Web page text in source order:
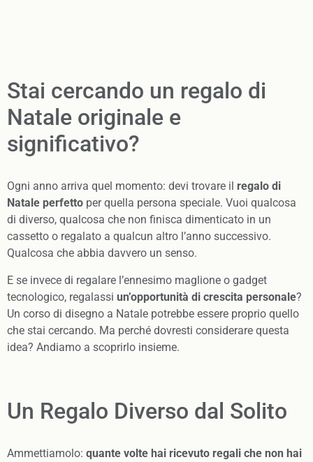
Stai cercando un regalo di
Natale originale e
significativo?
Ogni anno arriva quel momento: devi trovare il regalo di
Natale perfetto per quella persona speciale. Vuoi qualcosa
di diverso, qualcosa che non finisca dimenticato in un
cassetto o regalato a qualcun altro l’anno successivo.
Qualcosa che abbia davvero un senso.
E se invece di regalare l’ennesimo maglione o gadget
tecnologico, regalassi un’opportunità di crescita personale?
Un corso di disegno a Natale potrebbe essere proprio quello
che stai cercando. Ma perché dovresti considerare questa
idea? Andiamo a scoprirlo insieme.
Un Regalo Diverso dal Solito
Ammettiamolo: quante volte hai ricevuto regali che non hai